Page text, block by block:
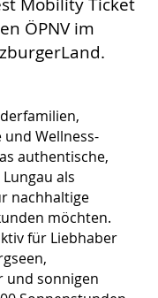
ÖPNV im
und Wellness-
authentische,
als
nachhaltige
möchten.
für Liebhaber
sonnigen